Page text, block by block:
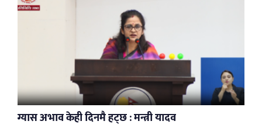
ग्यास अभाव केही दिनमै हट्छ : मन्त्री यादव